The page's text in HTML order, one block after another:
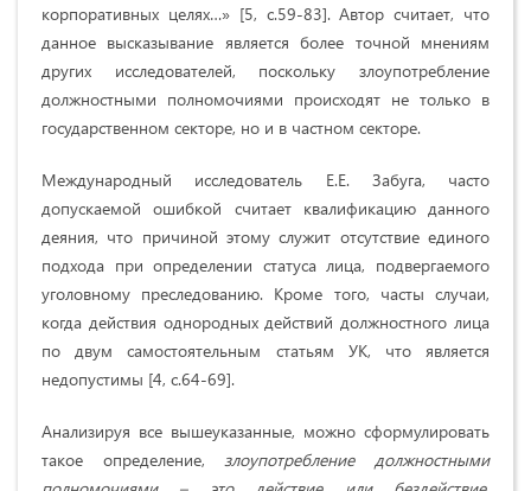
корпоративных целях…» [5, с.59-83]. Автор считает, что
данное высказывание является более точной мнениям
других исследователей, поскольку злоупотребление
должностными полномочиями происходят не только в
государственном секторе, но и в частном секторе.
Международный исследователь Е.Е. Забуга, часто
допускаемой ошибкой считает квалификацию данного
деяния, что причиной этому служит отсутствие единого
подхода при определении статуса лица, подвергаемого
уголовному преследованию. Кроме того, часты случаи,
когда действия однородных действий должностного лица
по двум самостоятельным статьям УК, что является
недопустимы [4, с.64-69].
Анализируя все вышеуказанные, можно сформулировать
такое определение, злоупотребление должностными